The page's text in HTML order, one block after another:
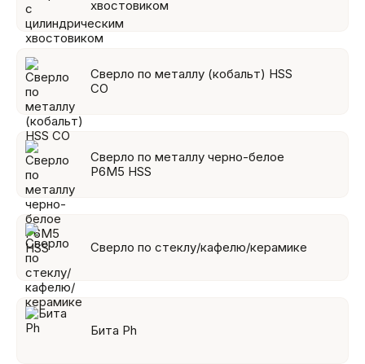
хвостовиком
Сверло по металлу (кобальт) HSS
СО
Сверло по металлу черно-белое
Р6М5 HSS
Сверло по стеклу/кафелю/керамике
Бита Ph